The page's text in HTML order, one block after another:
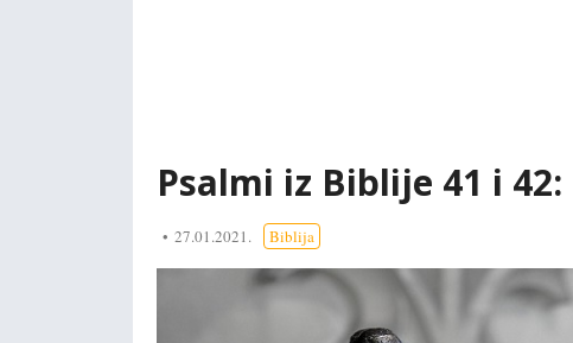
Psalmi iz Biblije 41 i
27.01.2021. Biblija